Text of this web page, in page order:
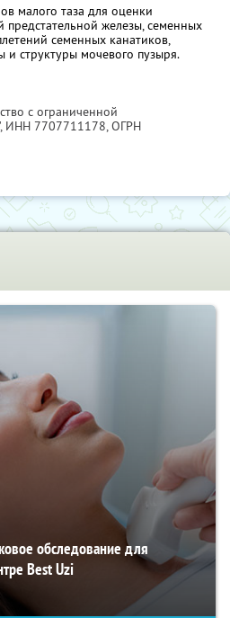
малого таза для оценки
предстательной железы, семенных
семенных канатиков,
и структуры мочевого пузыря.
с ограниченной
ИНН 7707711178, ОГРН
обследование для
Best Uzi